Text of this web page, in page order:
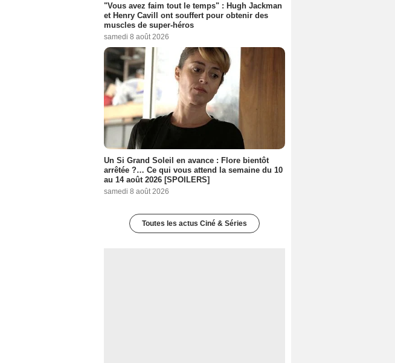
"Vous avez faim tout le temps" : Hugh Jackman
et Henry Cavill ont souffert pour obtenir des
muscles de super-héros
samedi 8 août 2026
Un Si Grand Soleil en avance : Flore bientôt
arrêtée ?… Ce qui vous attend la semaine du 10
au 14 août 2026 [SPOILERS]
samedi 8 août 2026
Toutes les actus Ciné & Séries